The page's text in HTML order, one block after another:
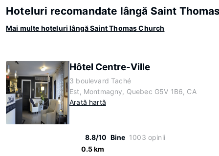
Hoteluri recomandate lângă Saint
Mai multe hoteluri lângă Saint Thomas Church
Hôtel Centre-Ville
3 boulevard Taché
Est, Montmagny, Quebec G5V 1B6, CA
Arată hartă
8.8/10 Bine 1003 opinii
0.5 km